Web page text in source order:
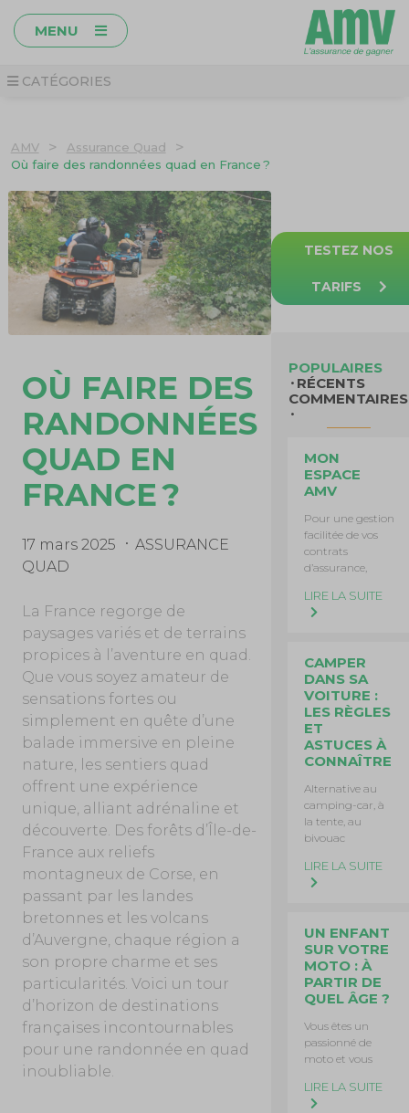
MENU
CATÉGORIES
AMV > Assurance Quad >
Où faire des randonnées quad en France ?
OÙ FAIRE DES
RANDONNÉES
QUAD EN
FRANCE ?
17 mars 2025
ASSURANCE
QUAD
La France regorge de
paysages variés et de terrains
propices à l’aventure en quad.
Que vous soyez amateur de
sensations fortes ou
simplement en quête d’une
balade immersive en pleine
nature, les sentiers quad
offrent une expérience
unique, alliant adrénaline et
découverte. Des forêts d’Île-de-
France aux reliefs
montagneux de Corse, en
passant par les landes
bretonnes et les volcans
d’Auvergne, chaque région a
son propre charme et ses
particularités. Voici un tour
d’horizon de destinations
françaises incontournables
pour une randonnée en quad
inoubliable.
TESTEZ NOS
TARIFS
POPULAIRES
RÉCENTS
COMMENTAIRES
MON
ESPACE
AMV
Pour une gestion
facilitée de vos
contrats
d’assurance,
LIRE LA SUITE
CAMPER
DANS SA
VOITURE :
LES RÈGLES
ET
ASTUCES À
CONNAÎTRE
Alternative au
camping-car, à
la tente, au
bivouac
LIRE LA SUITE
UN ENFANT
SUR VOTRE
MOTO : À
PARTIR DE
QUEL ÂGE ?
Vous êtes un
passionné de
moto et vous
LIRE LA SUITE